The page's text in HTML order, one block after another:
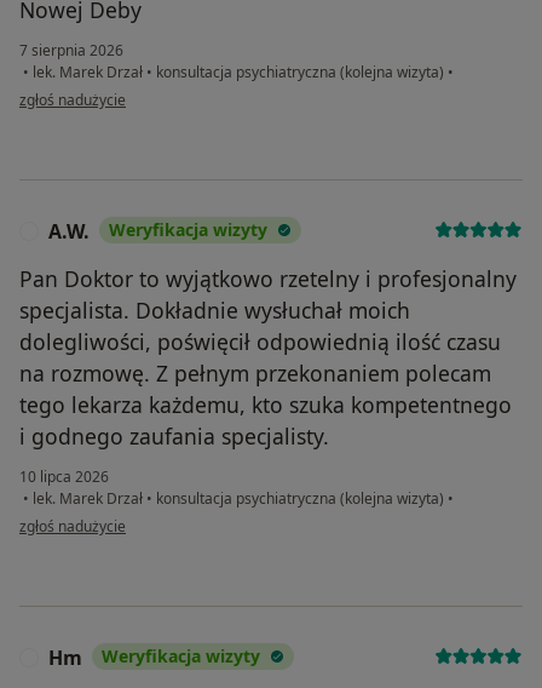
Nowej Deby
7 sierpnia 2026
• lek. Marek Drzał • konsultacja psychiatryczna (kolejna wizyta) •
w opinii użytkownika Lesław
zgłoś nadużycie
A.W. Weryfikacja wizyty
Pan Doktor to wyjątkowo rzetelny i profesjonalny
specjalista. Dokładnie wysłuchał moich
dolegliwości, poświęcił odpowiednią ilość czasu
na rozmowę. Z pełnym przekonaniem polecam
tego lekarza każdemu, kto szuka kompetentnego
i godnego zaufania specjalisty.
10 lipca 2026
• lek. Marek Drzał • konsultacja psychiatryczna (kolejna wizyta) •
w opinii użytkownika A.W.
zgłoś nadużycie
Hm Weryfikacja wizyty